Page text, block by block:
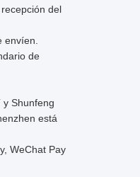
del
de
y Shunfeng
está
WeChat Pay